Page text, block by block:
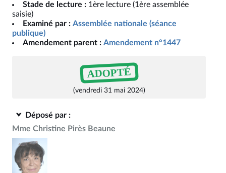
Stade de lecture : 1ère lecture (1ère assemblée
saisie)
Examiné par : Assemblée nationale (séance
publique)
Amendement parent : Amendement n°1447
ADOPTÉ
(vendredi 31 mai 2024)
Déposé par :
Mme Christine Pirès Beaune